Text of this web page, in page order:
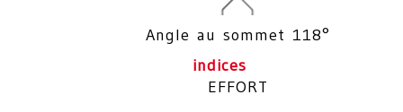
Angle au sommet 118°
indices
EFFORT